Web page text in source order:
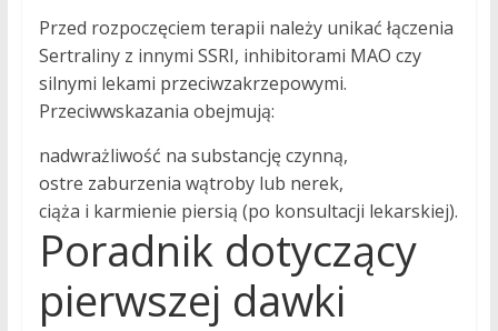
Przed rozpoczęciem terapii należy unikać łączenia
Sertraliny z innymi SSRI, inhibitorami MAO czy
silnymi lekami przeciwzakrzepowymi.
Przeciwwskazania obejmują:
nadwrażliwość na substancję czynną,
ostre zaburzenia wątroby lub nerek,
ciąża i karmienie piersią (po konsultacji lekarskiej).
Poradnik dotyczący
pierwszej dawki